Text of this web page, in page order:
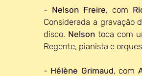
- Nelson Freire, com
Considerada a gravação
disco. Nelson toca com
Regente, pianista e
- Hélène Grimaud, com